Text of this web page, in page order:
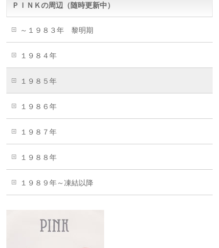
ＰＩＮＫの周辺（随時更新中）
～１９８３年 黎明期
１９８４年
１９８５年
１９８６年
１９８７年
１９８８年
１９８９年～凍結以降